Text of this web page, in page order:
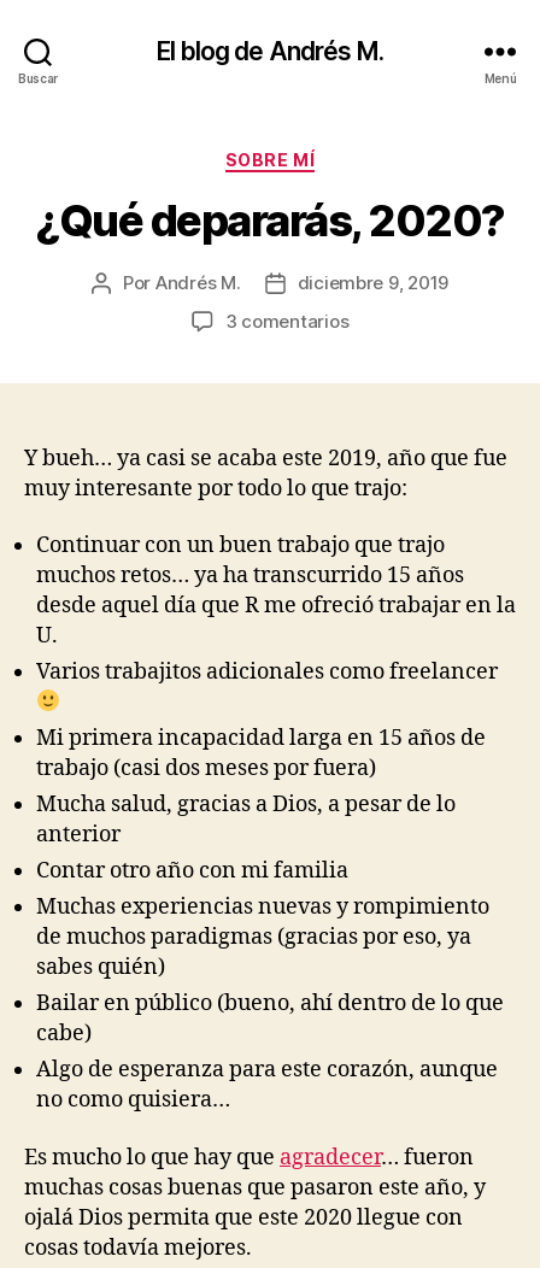
Buscar
El blog de Andrés M.
Menú
Categorías
SOBRE MÍ
¿Qué depararás, 2020?
Autor
Por Andrés M.
Fechadiciembre 9, 2019
3 comentariosen
Y bueh… ya casi se acaba este 2019, año que fue
muy interesante por todo lo que trajo:
Continuar con un buen trabajo que trajo
muchos retos… ya ha transcurrido 15 años
desde aquel día que R me ofreció trabajar en la
U.
Varios trabajitos adicionales como freelancer
Mi primera incapacidad larga en 15 años de
trabajo (casi dos meses por fuera)
Mucha salud, gracias a Dios, a pesar de lo
anterior
Contar otro año con mi familia
Muchas experiencias nuevas y rompimiento
de muchos paradigmas (gracias por eso, ya
sabes quién)
Bailar en público (bueno, ahí dentro de lo que
cabe)
Algo de esperanza para este corazón, aunque
no como quisiera…
Es mucho lo que hay que agradecer… fueron
muchas cosas buenas que pasaron este año, y
ojalá Dios permita que este 2020 llegue con
cosas todavía mejores.